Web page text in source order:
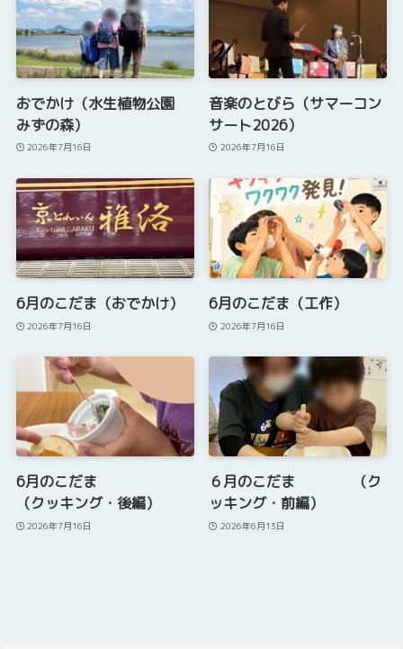
おでかけ（水生植物公園
みずの森）
2026年7月16日
音楽のとびら（サマーコン
サート2026）
2026年7月16日
6月のこだま（おでかけ）
2026年7月16日
6月のこだま（工作）
2026年7月16日
6月のこだま
（クッキング・後編）
2026年7月16日
６月のこだま （ク
ッキング・前編）
2026年6月13日